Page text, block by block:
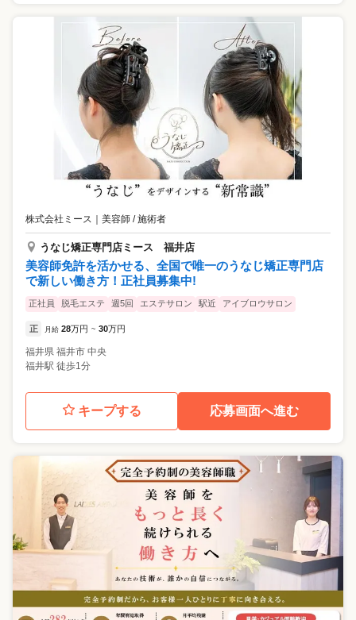
株式会社ミース ｜ 美容師 / 施術者
うなじ矯正専門店ミース 福井店
美容師免許を活かせる、全国で唯一のうなじ矯正専門店
で新しい働き方！正社員募集中!
正社員 脱毛エステ 週5回 エステサロン 駅近 アイブロウサロン
正 月給 28万円 ~ 30万円
福井県 福井市 中央
福井駅 徒歩1分
キープする 応募画面へ進む